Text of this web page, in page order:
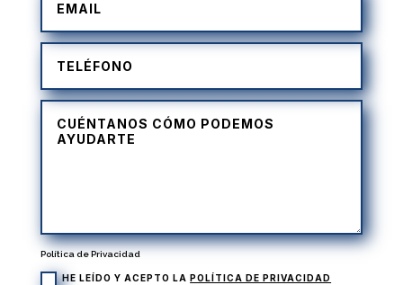
Política de Privacidad
HE LEÍDO Y ACEPTO LA POLÍTICA DE PRIVACIDAD